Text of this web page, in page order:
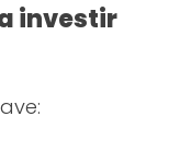
investir